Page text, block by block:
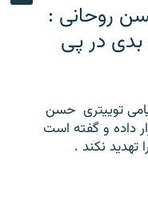
روحانی :
بدی در پی
توییتری ‌ حسن
داده و گفته است
تهدید نکند .